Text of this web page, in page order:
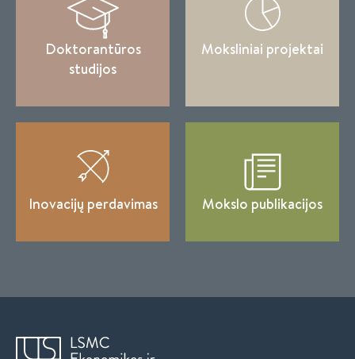
Doktorantūros
studijos
Moksliniai projektai
Inovacijų perdavimas Mokslo publikacijos